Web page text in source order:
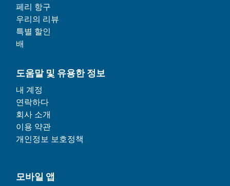
페리 항구
우리의 리뷰
특별 할인
배
도움말 및 유용한 정보
내 계정
연락하다
회사 소개
이용 약관
개인정보 보호정책
모바일 앱